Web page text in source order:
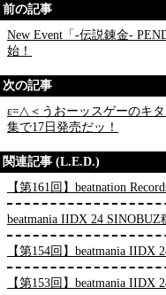
前の記事
New Event「-伝説錬金-
始！
次の記事
ε=△＜うおーッスゲーのキ
集で17日発売だッ！
関連記事 (L.E.D.)
【第161回】beatnation
beatmania IIDX 24
【第154回】beatmania IIDX
【第153回】beatmania IIDX